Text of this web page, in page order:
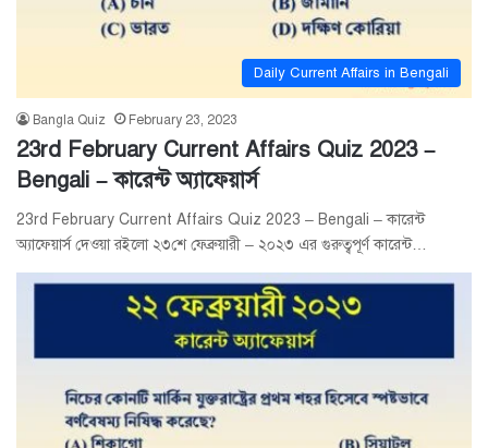
Daily Current Affairs in Bengali
Bangla Quiz February 23, 2023
23rd February Current Affairs Quiz 2023 –
Bengali – কারেন্ট অ্যাফেয়ার্স
23rd February Current Affairs Quiz 2023 – Bengali – কারেন্ট
অ্যাফেয়ার্স দেওয়া রইলো ২৩শে ফেব্রুয়ারী – ২০২৩ এর গুরুত্বপূর্ণ কারেন্ট…